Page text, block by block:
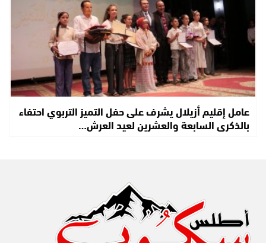
عامل إقليم أزيلال يشرف على حفل التميز التربوي احتفاء
بالذكرى السابعة والعشرين لعيد العرش…